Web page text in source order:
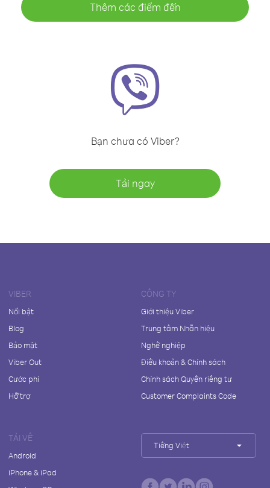
Thêm các điểm đến
Bạn chưa có Viber?
Tải ngay
VIBER
Nổi bật
Blog
Bảo mật
Viber Out
Cước phí
Hỗ trợ
CÔNG TY
Giới thiệu Viber
Trung tâm Nhãn hiệu
Nghề nghiệp
Điều khoản & Chính sách
Chính sách Quyền riêng tư
Customer Complaints Code
TẢI VỀ
Android
iPhone & iPad
Tiếng Việt